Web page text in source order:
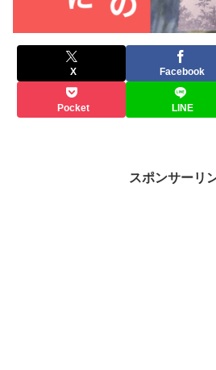
X Facebook
Pocket LINE
スポンサーリ